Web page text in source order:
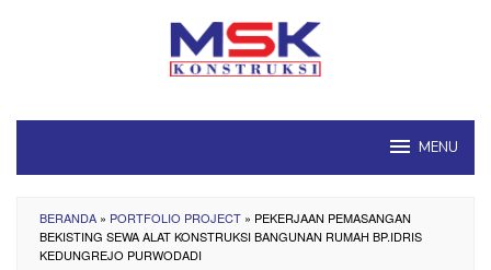
MENU
BERANDA » PORTFOLIO PROJECT » PEKERJAAN PEMASANGAN
BEKISTING SEWA ALAT KONSTRUKSI BANGUNAN RUMAH BP.IDRIS
KEDUNGREJO PURWODADI